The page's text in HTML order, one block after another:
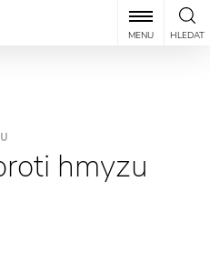
HLEDAT
MENU
hmyzu